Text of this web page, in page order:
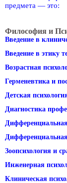
предмета — это:
Философия и
Введение в
Введение в этику
Возрастная
Герменевтика и
Детская
Диагностика
Зоопсихология и
Инженерная
Клиническая